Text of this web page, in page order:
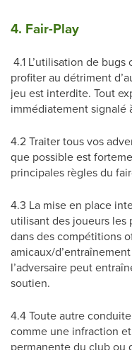
4. Fair-Play
4.1 L’utilisation de
profiter au détriment
jeu est interdite. Tout
immédiatement signalé
4.2 Traiter tous vos
que possible est
principales règles du
4.3 La mise en place
utilisant des joueurs les
dans des compétitions
amicaux/
l’adversaire peut
soutien.
4.4 Toute autre
comme une infraction
permanente du club ou